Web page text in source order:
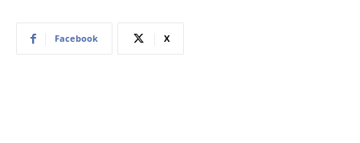
Facebook X